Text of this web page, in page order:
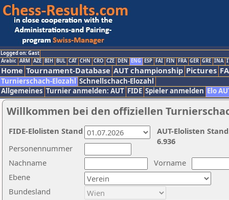
Logged on: Gast
Arabic ARM AZE BIH BUL CAT CHN CRO CZE DEN ENG ESP FAI FIN FRA GER GRE INA
Home Tournament-Database AUT championship Pictures
Turnierschach-Elozahl Schnellschach-Elozahl
Allgemeines Turnier anmelden: AUT FIDE Spieler anmelden Elo
Willkommen bei den offiziellen
Nachname
Vorname
Ebene
Personennummer
Bundesland
AUT-Elolisten
6.936
FIDE-Elolisten Stand